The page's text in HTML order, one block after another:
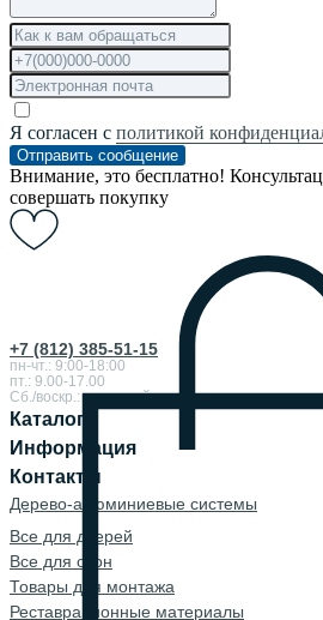
+7 (812) 385-51-15
пн-чт.: 9:00-18:00
пт.: 9.00-17.00
Сб./воскр.: выходной
Каталог
Информация
Контакты
Дерево-алюминиевые системы
Все для дверей
Все для окон
Товары для монтажа
Реставрационные материалы
Я согласен с политикой
Отправить сообщение
Внимание, это бесплатно!
совершать покупку